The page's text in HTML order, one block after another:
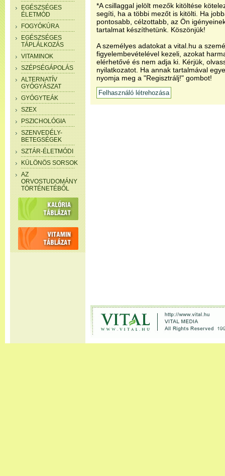
EGÉSZSÉGES
ÉLETMÓD
FOGYÓKÚRA
EGÉSZSÉGES
TÁPLÁLKOZÁS
VITAMINOK
SZÉPSÉGÁPOLÁS
ALTERNATÍV
GYÓGYÁSZAT
GYÓGYTEÁK
SZEX
PSZICHOLÓGIA
SZENVEDÉLY-
BETEGSÉGEK
SZTÁR-ÉLETMÓDI
KÜLÖNÖS SORSOK
AZ
ORVOSTUDOMÁNY
TÖRTÉNETÉBŐL
*A csillaggal jelölt mezők kitöltése
segíti, ha a többi mezőt is kitölti. Ha
pontosabb, célzottabb, az Ön
tartalmat készíthetünk. Köszönjük!
A személyes adatokat a vital.hu a
figyelembevételével kezeli, azokat
elérhetővé és nem adja ki. Kérjük,
nyilatkozatot. Ha annak tartalmával
nyomja meg a "Regisztrálj!" gombot!